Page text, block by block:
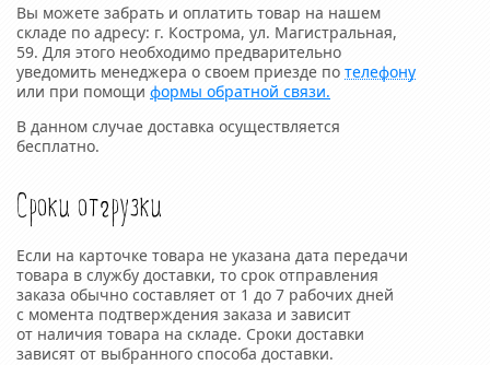
Вы можете забрать и оплатить товар на нашем
складе по адресу: г. Кострома, ул. Магистральная,
59. Для этого необходимо предварительно
уведомить менеджера о своем приезде по телефону
или при помощи формы обратной связи.
В данном случае доставка осуществляется
бесплатно.
Сроки отгрузки
Если на карточке товара не указана дата передачи
товара в службу доставки, то срок отправления
заказа обычно составляет от 1 до 7 рабочих дней
с момента подтверждения заказа и зависит
от наличия товара на складе. Сроки доставки
зависят от выбранного способа доставки.